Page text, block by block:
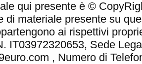
qui presente è ©
di materiale presente su
ai rispettivi
IT03972320653, Sede
, Numero di